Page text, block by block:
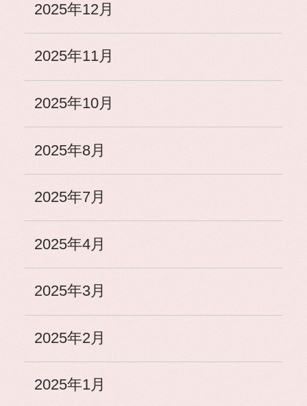
2025年12月
2025年11月
2025年10月
2025年8月
2025年7月
2025年4月
2025年3月
2025年2月
2025年1月